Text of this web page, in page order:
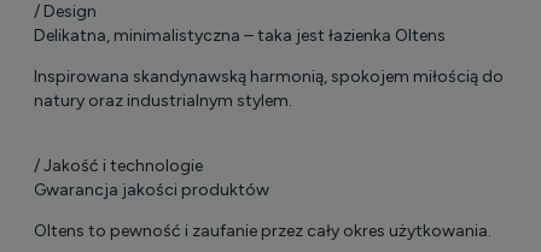
/ Design
Delikatna, minimalistyczna – taka jest łazienka Oltens
Inspirowana skandynawską harmonią, spokojem miłością do
natury oraz industrialnym stylem.
/ Jakość i technologie
Gwarancja jakości produktów
Oltens to pewność i zaufanie przez cały okres użytkowania.